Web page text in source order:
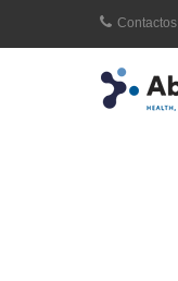
Contactos: